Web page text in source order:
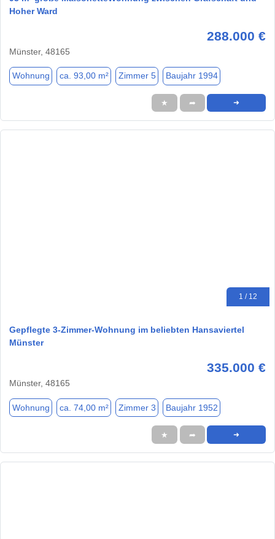
Hoher Ward
288.000 €
Münster, 48165
Wohnung ca. 93,00 m² Zimmer 5 Baujahr 1994
★ ➦ ➜
1 / 12
Gepflegte 3-Zimmer-Wohnung im beliebten Hansaviertel
Münster
335.000 €
Münster, 48165
Wohnung ca. 74,00 m² Zimmer 3 Baujahr 1952
★ ➦ ➜